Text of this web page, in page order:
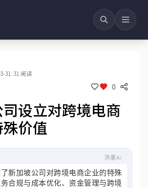
31/31 阅读
0
设立对跨境电商
价值
洪墨AI
新加坡公司对跨境电商企业的特殊
合规与成本优化、资金管理与跨境